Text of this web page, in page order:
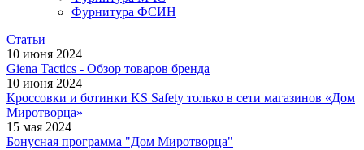
Фурнитура ФСИН
Статьи
10 июня 2024
Giena Tactics - Обзор товаров бренда
10 июня 2024
Кроссовки и ботинки KS Safety только в сети магазинов «Дом
Миротворца»
15 мая 2024
Бонусная программа "Дом Миротворца"